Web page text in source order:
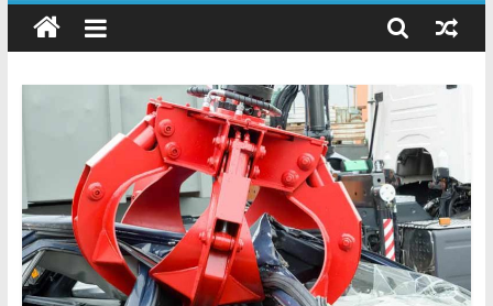
–
Precio
de
Chatarra
Directorio